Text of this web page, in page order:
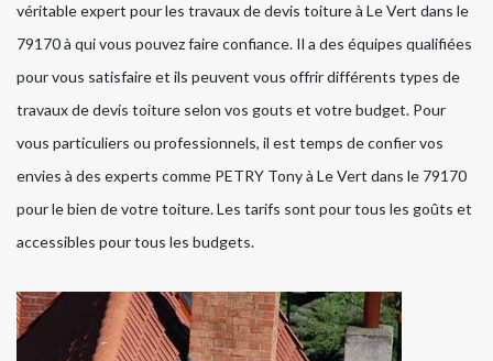
véritable expert pour les travaux de devis toiture à Le Vert dans le
79170 à qui vous pouvez faire confiance. Il a des équipes qualifiées
pour vous satisfaire et ils peuvent vous offrir différents types de
travaux de devis toiture selon vos gouts et votre budget. Pour
vous particuliers ou professionnels, il est temps de confier vos
envies à des experts comme PETRY Tony à Le Vert dans le 79170
pour le bien de votre toiture. Les tarifs sont pour tous les goûts et
accessibles pour tous les budgets.